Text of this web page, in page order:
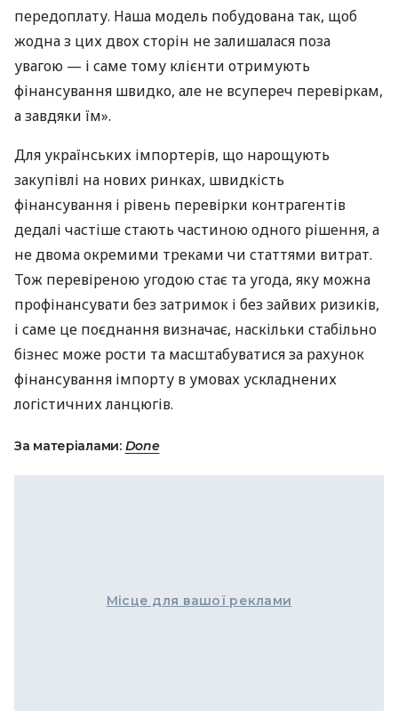
передоплату. Наша модель побудована так, щоб
жодна з цих двох сторін не залишалася поза
увагою — і саме тому клієнти отримують
фінансування швидко, але не всупереч перевіркам,
а завдяки їм».
Для українських імпортерів, що нарощують
закупівлі на нових ринках, швидкість
фінансування і рівень перевірки контрагентів
дедалі частіше стають частиною одного рішення, а
не двома окремими треками чи статтями витрат.
Тож перевіреною угодою стає та угода, яку можна
профінансувати без затримок і без зайвих ризиків,
і саме це поєднання визначає, наскільки стабільно
бізнес може рости та масштабуватися за рахунок
фінансування імпорту в умовах ускладнених
логістичних ланцюгів.
За матеріалами: Done
Місце для вашої реклами